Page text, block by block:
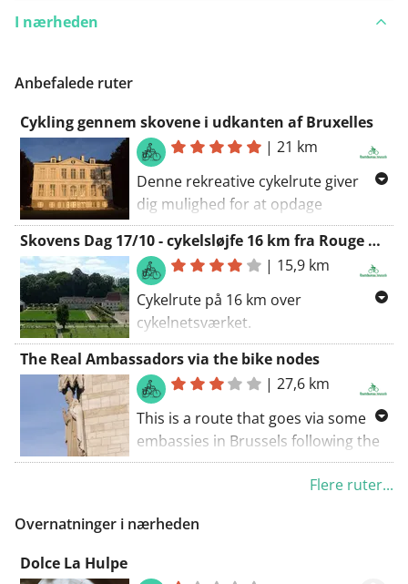
I nærheden
Anbefalede ruter
Cykling gennem skovene i udkanten af Bruxelles
|21 km
Denne rekreative cykelrute giver
dig mulighed for at opdage
ørskovene i den sydøstlige del af
Bruxelles-regionen, mens du cykler.
Disse skove er bedre kendt som
Sonian-skovene. Cykelruten følger
BXL.NODE cykelnetsystemet og en
del langs
cykelknudepunktsnetværket i
Flamsk Brabant.
Skovens Dag 17/10 - cykelsløjfe 16 km fra Rouge Cloitre
| 15,9 km
Cykelrute på 16 km over
cykelnetsværket.
Rute Rouge Cloitre - (68)- 63-49-44-
30-31-(82) (83) (25) - Rouge Cloitre
(vejledning: aktiver cykelnoder
lagkortlaget, hvis du ikke kan se
nodenummerne).
Ruten følger netværket af noder i
Bikenode.Brussels.
The Real Ambassadors via the bike nodes
|27,6 km
This is a route that goes via some
embassies in Brussels following the
Brussels bike node system
Ambassadors travelling in
limousines ... now there’s a tired
Flere ruter...
Overnatninger i nærheden
Dolce La Hulpe